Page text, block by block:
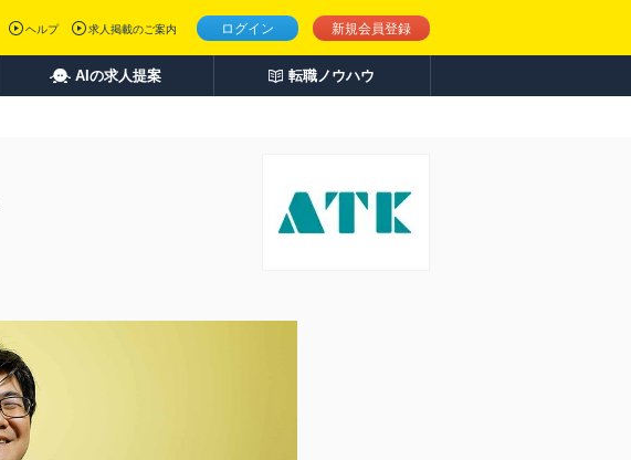
ログイン 新規会員登録
ヘルプ 求人掲載のご案内
AIの求人提案 転職ノウハウ